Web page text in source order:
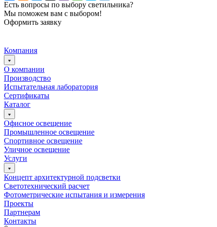
Есть вопросы по выбору светильника?
Мы поможем вам с выбором!
Оформить заявку
Компания
О компании
Производство
Испытательная лаборатория
Сертификаты
Каталог
Офисное освещение
Промышленное освещение
Спортивное освещение
Уличное освещение
Услуги
Концепт архитектурной подсветки
Светотехнический расчет
Фотометрические испытания и измерения
Проекты
Партнерам
Контакты